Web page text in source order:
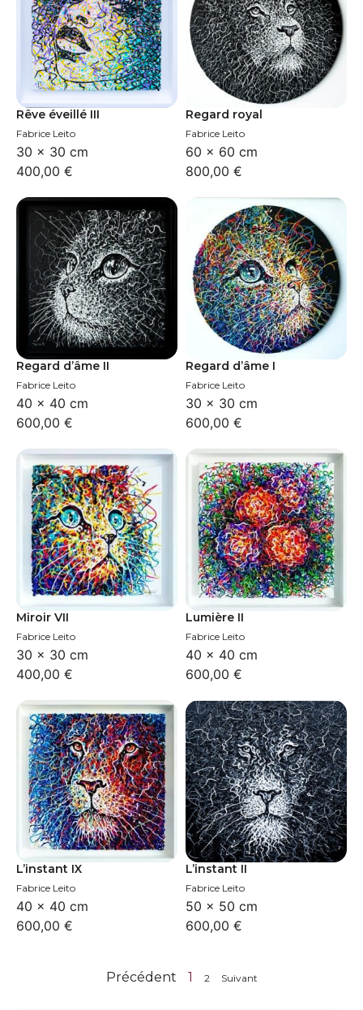
Rêve éveillé III
Fabrice Leito
30 × 30 cm
400,00 €
Regard royal
Fabrice Leito
60 × 60 cm
800,00 €
Regard d’âme II
Fabrice Leito
40 × 40 cm
600,00 €
Regard d’âme I
Fabrice Leito
30 × 30 cm
600,00 €
Miroir VII
Fabrice Leito
30 × 30 cm
400,00 €
Lumière II
Fabrice Leito
40 × 40 cm
600,00 €
L’instant IX
Fabrice Leito
40 × 40 cm
600,00 €
L’instant II
Fabrice Leito
50 × 50 cm
600,00 €
Précédent 1 2 Suivant